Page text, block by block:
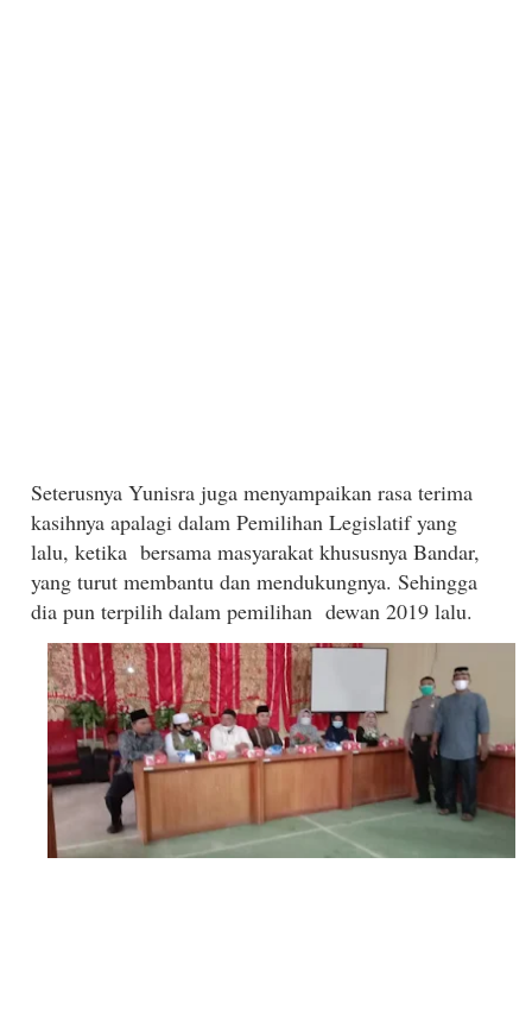
Seterusnya Yunisra juga menyampaikan rasa terima
kasihnya apalagi dalam Pemilihan Legislatif yang
lalu, ketika bersama masyarakat khususnya Bandar,
yang turut membantu dan mendukungnya. Sehingga
dia pun terpilih dalam pemilihan dewan 2019 lalu.